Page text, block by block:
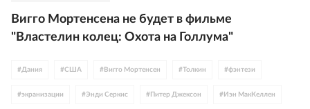
Вигго Мортенсена не будет в фильме
"Властелин колец: Охота на Голлума"
# Дания #США # Вигго Мортенсен #Толкин #фэнтези
#экранизации #Энди Серкис # Питер Джексон # Иэн МакКеллен